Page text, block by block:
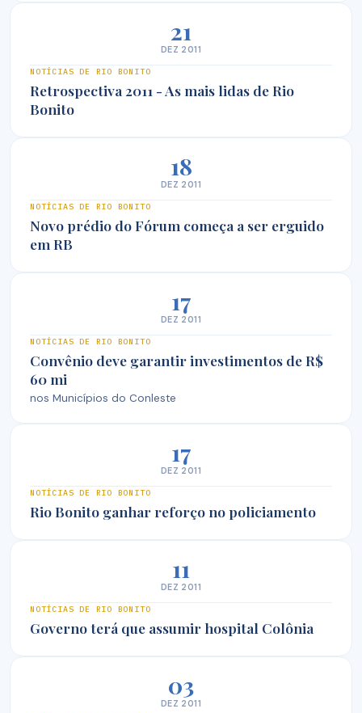
21
DEZ 2011
NOTÍCIAS DE RIO BONITO
Retrospectiva 2011 - As mais lidas de Rio
Bonito
18
DEZ 2011
NOTÍCIAS DE RIO BONITO
Novo prédio do Fórum começa a ser erguido
em RB
17
DEZ 2011
NOTÍCIAS DE RIO BONITO
Convênio deve garantir investimentos de R$
60 mi
nos Municípios do Conleste
17
DEZ 2011
NOTÍCIAS DE RIO BONITO
Rio Bonito ganhar reforço no policiamento
11
DEZ 2011
NOTÍCIAS DE RIO BONITO
Governo terá que assumir hospital Colônia
03
DEZ 2011